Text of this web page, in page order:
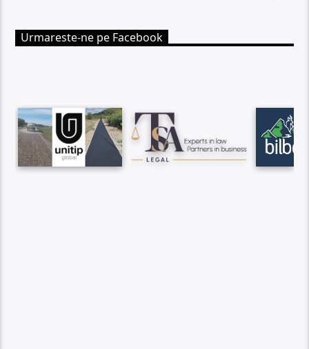
Urmareste-ne pe Facebook